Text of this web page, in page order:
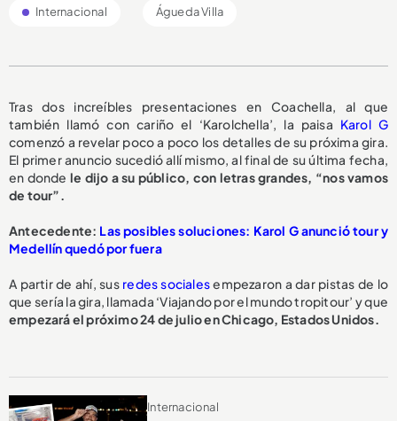
Internacional Águeda Villa
Tras dos increíbles presentaciones en Coachella, al que
también llamó con cariño el ‘Karolchella’, la paisa Karol G
comenzó a revelar poco a poco los detalles de su próxima gira.
El primer anuncio sucedió allí mismo, al final de su última fecha,
en donde le dijo a su público, con letras grandes, “nos vamos
de tour”.
Antecedente: Las posibles soluciones: Karol G anunció tour y
Medellín quedó por fuera
A partir de ahí, sus redes socialesempezaron a dar pistas de lo
que sería la gira, llamada ‘Viajando por el mundo tropitour’ y que
empezará el próximo 24 de julio en Chicago, Estados Unidos.
Internacional